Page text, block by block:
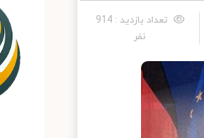
تعداد بازدید : 914
نفر